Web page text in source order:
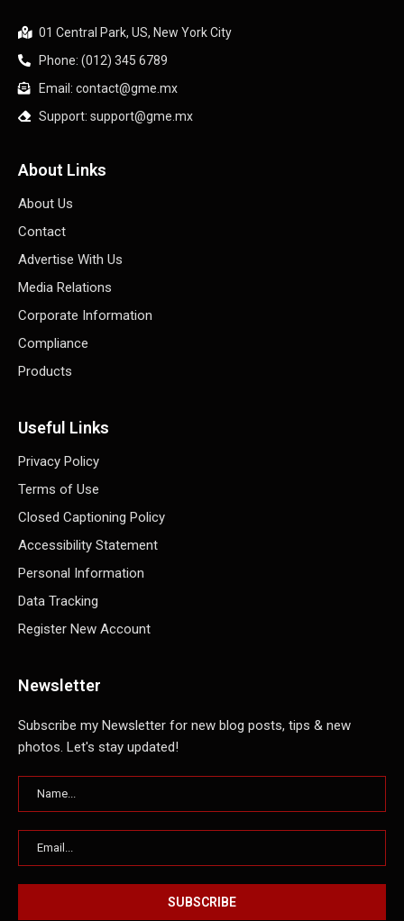
01 Central Park, US, New York City
Phone: (012) 345 6789
Email: contact@gme.mx
Support: support@gme.mx
About Links
About Us
Contact
Advertise With Us
Media Relations
Corporate Information
Compliance
Products
Useful Links
Privacy Policy
Terms of Use
Closed Captioning Policy
Accessibility Statement
Personal Information
Data Tracking
Register New Account
Newsletter
Subscribe my Newsletter for new blog posts, tips & new
photos. Let's stay updated!